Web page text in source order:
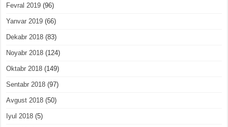
Fevral 2019 (96)
Yanvar 2019 (66)
Dekabr 2018 (83)
Noyabr 2018 (124)
Oktabr 2018 (149)
Sentabr 2018 (97)
Avgust 2018 (50)
Iyul 2018 (5)